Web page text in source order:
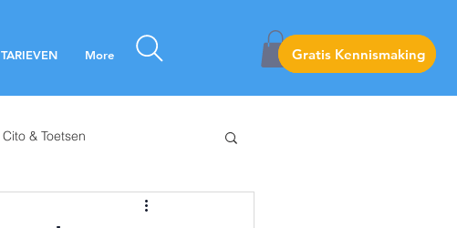
Gratis Kennismaking
Gratis Kennismaking
TARIEVEN More
Cito & Toetsen
Remedial teaching